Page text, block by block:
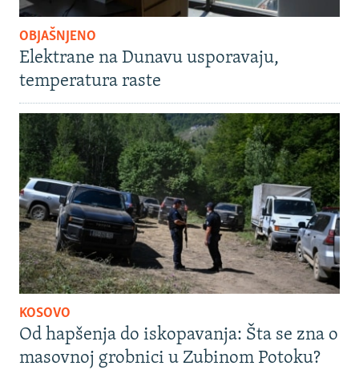
OBJAŠNJENO
Elektrane na Dunavu usporavaju,
temperatura raste
KOSOVO
Od hapšenja do iskopavanja: Šta se zna o
masovnoj grobnici u Zubinom Potoku?